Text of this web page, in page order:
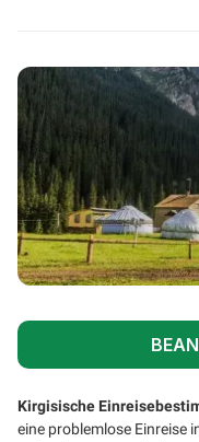
Kirgisische
eine problemlose Einreise